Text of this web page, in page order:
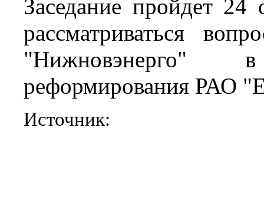
Заседание пройдет 24
рассматриваться
"Нижновэнерго"
реформирования РАО
Источник: